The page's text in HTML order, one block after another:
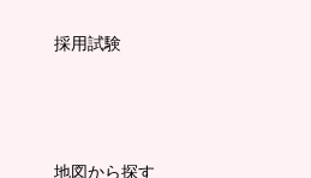
採用試験
地図から探す